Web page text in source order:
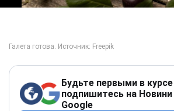
Будьте первыми в
подпишитесь на Новини
Google